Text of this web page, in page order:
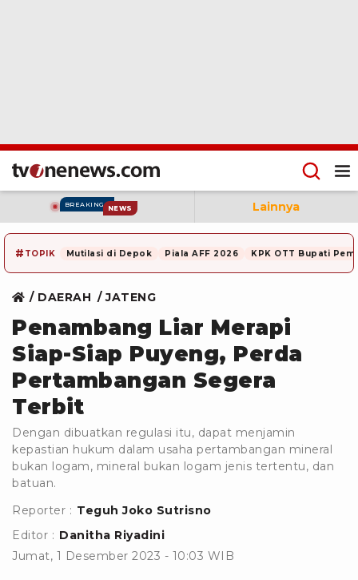
BREAKING NEWS Lainnya
# TOPIK Mutilasi di Depok Piala AFF 2026 KPK OTT Bupati
DAERAH JATENG
Penambang Liar Merapi
Siap-Siap Puyeng, Perda
Pertambangan Segera
Terbit
Dengan dibuatkan regulasi itu, dapat menjamin
kepastian hukum dalam usaha pertambangan mineral
bukan logam, mineral bukan logam jenis tertentu, dan
batuan.
Reporter : Teguh Joko Sutrisno
Editor : Danitha Riyadini
Jumat, 1 Desember 2023 - 10:03 WIB